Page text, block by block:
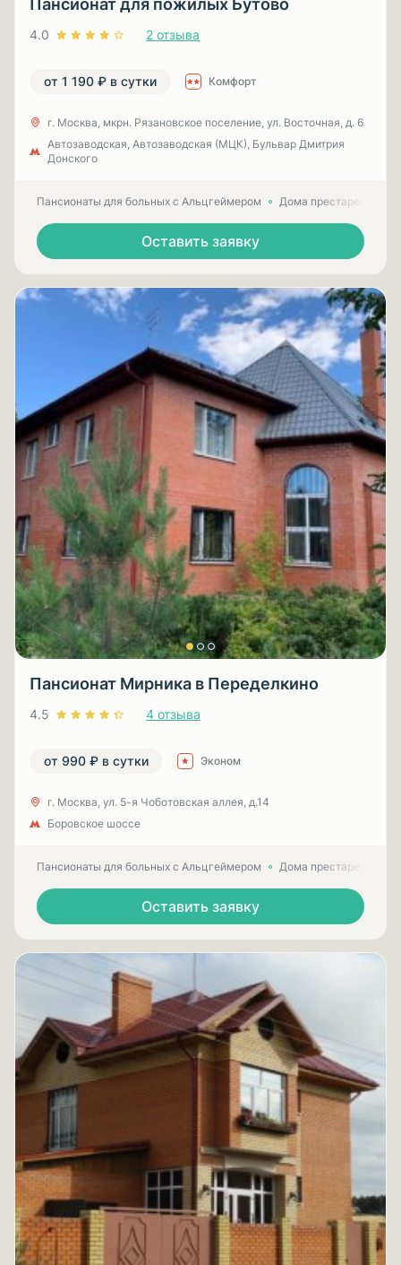
Пансионат для пожилых Бутово
4.0 2 отзыва
от 1 190 ₽ в сутки Комфорт
г. Москва, мкрн. Рязановское поселение, ул. Восточная, д. 6
Автозаводская, Автозаводская (МЦК), Бульвар Дмитрия
Донского
Пансионаты для больных с Альцгеймером Дома престарелых
Оставить заявку
Пансионат Мирника в Переделкино
4.5 4 отзыва
от 990 ₽ в сутки Эконом
г. Москва, ул. 5-я Чоботовская аллея, д.14
Боровское шоссе
Пансионаты для больных с Альцгеймером Дома престарелых
Оставить заявку